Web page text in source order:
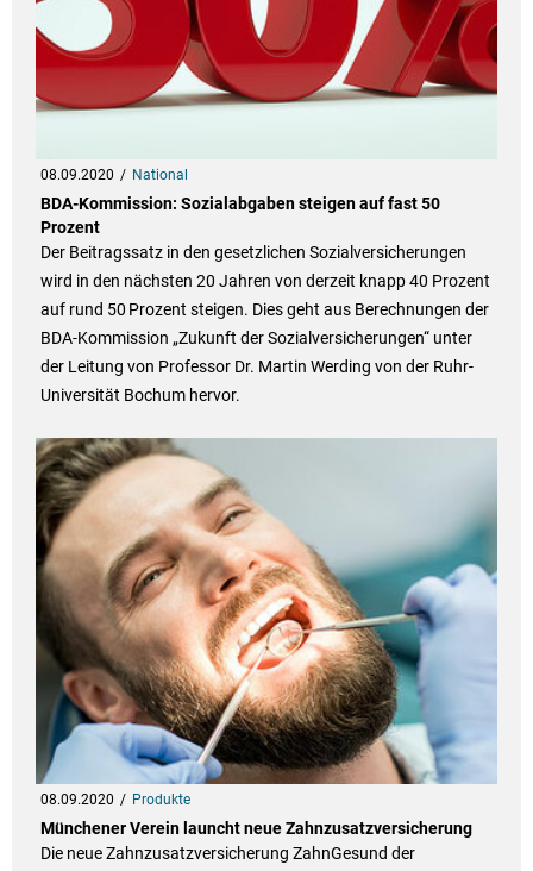
08.09.2020 National
BDA-Kommission: Sozialabgaben steigen auf fast 50
Prozent
Der Beitragssatz in den gesetzlichen Sozialversicherungen
wird in den nächsten 20 Jahren von derzeit knapp 40 Prozent
auf rund 50 Prozent steigen. Dies geht aus Berechnungen der
BDA-Kommission „Zukunft der Sozialversicherungen“ unter
der Leitung von Professor Dr. Martin Werding von der Ruhr-
Universität Bochum hervor.
08.09.2020 Produkte
Münchener Verein launcht neue Zahnzusatzversicherung
Die neue Zahnzusatzversicherung ZahnGesund der